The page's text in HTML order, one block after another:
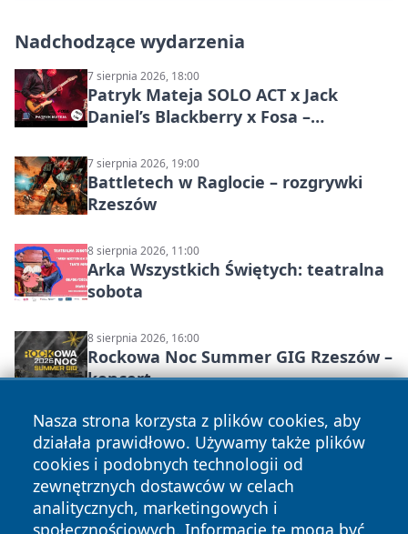
Nadchodzące wydarzenia
7 sierpnia 2026, 18:00
Patryk Mateja SOLO ACT x Jack
Daniel’s Blackberry x Fosa –
7 sierpnia 2026, 19:00
Battletech w Raglocie – rozgrywki
Rzeszów
8 sierpnia 2026, 11:00
Arka Wszystkich Świętych: teatralna
sobota
8 sierpnia 2026, 16:00
Rockowa Noc Summer GIG Rzeszów –
koncert
9 sierpnia 2026, 11:00
Rozwojowa Gra Satori Rzeszów –
warsztat rozwojowy
10 sierpnia 2026, 11:00
Nasza strona korzysta z plików cookies, aby
działała prawidłowo. Używamy także plików
cookies i podobnych technologii od
zewnętrznych dostawców w celach
analitycznych, marketingowych i
społecznościowych. Informacje te mogą być